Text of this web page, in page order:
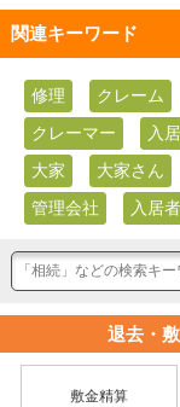
関連キーワード
修理 クレーム
クレーマー
入居
大家
大家さん
管理会社
入居者
退去・
敷金精算